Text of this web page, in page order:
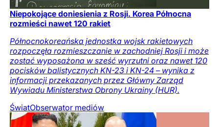
Niepokojące doniesienia z Rosji. Korea Północna
rozmieści nawet 120 rakiet
Północnokoreańska jednostka wojsk rakietowych
rozpoczęła rozmieszczanie w zachodniej Rosji i może
zostać wyposażona w sześć wyrzutni oraz nawet 120
pocisków balistycznych KN-23 i KN-24 – wynika z
informacji przekazanych przez Główny Zarząd
Wywiadu Ministerstwa Obrony Ukrainy (HUR).
ŚwiatObserwator mediów